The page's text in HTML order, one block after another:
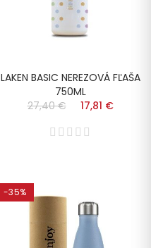
LAKEN BASIC NEREZOVÁ FĽAŠA
750ML
27,40 €
17,81 €
-35%